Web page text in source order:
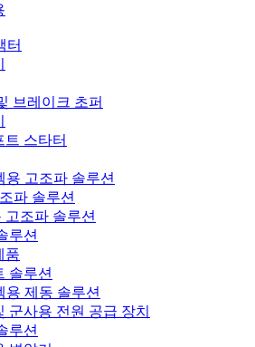
터
브레이크 초퍼
트 스타터
용 고조파 솔루션
파 솔루션
고조파 솔루션
루션
품
솔루션
용 제동 솔루션
군사용 전원 공급 장치
루션